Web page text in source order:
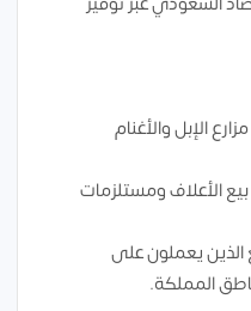
الإبل والأغنام
الأعلاف ومستلزمات
الذين يعملون على
المملكة.